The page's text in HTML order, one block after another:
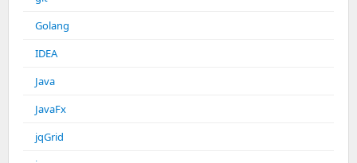
Golang
IDEA
Java
JavaFx
jqGrid